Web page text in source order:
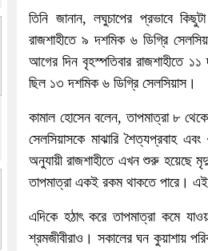
তিনি জানান, লঘুচাপের প্রভাবে
রাজশাহীতে ৯ দশমিক ৬ ডিগ্রি
আগের দিন বৃহস্পতিবার রাজশাহীতে
ছিল ১৩ দশমিক ৬ ডিগ্রি সেলসিয়াস।
কামাল হোসেন বলেন, তাপমাত্রা ৮
সেলসিয়াসকে মাঝারি শৈত্যপ্রবাহ
অনুযায়ী রাজশাহীতে এখন শুরু হয়েছে
তাপমাত্রা একই রকম থাকতে পারে। এই
এদিকে হঠাৎ করে তাপমাত্রা কমে
শ্রমজীবীরাও। সকালের ঘন কুয়াশায়